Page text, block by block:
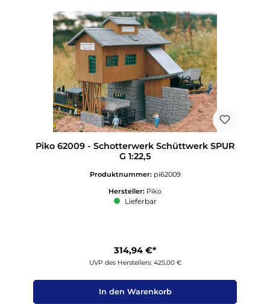
Piko 62009 - Schotterwerk Schüttwerk SPUR
G 1:22,5
Produktnummer: pi62009
Hersteller: Piko
Lieferbar
314,94 €*
UVP des Herstellers: 425,00 €
In den Warenkorb